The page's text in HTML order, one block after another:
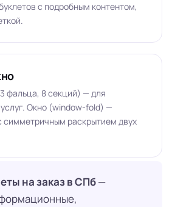
с подробным контентом,
фальца, 8 секций) — для
Окно (window-fold) —
раскрытием двух
на заказ в СПб—